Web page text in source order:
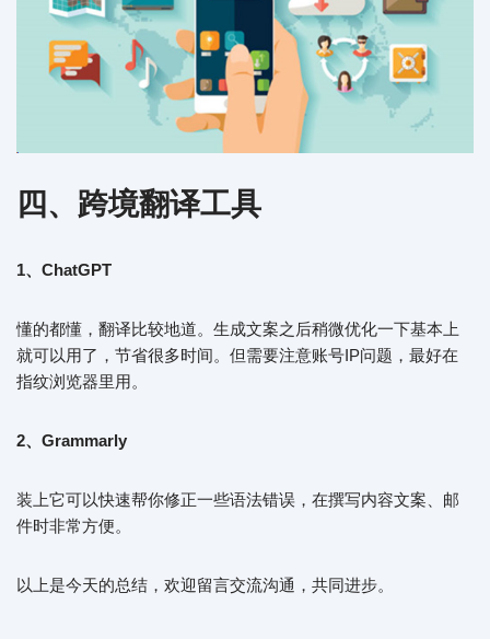
四、跨境翻译工具
1、ChatGPT
懂的都懂，翻译比较地道。生成文案之后稍微优化一下基本上
就可以用了，节省很多时间。但需要注意账号IP问题，最好在
指纹浏览器里用。
2、Grammarly
装上它可以快速帮你修正一些语法错误，在撰写内容文案、邮
件时非常方便。
以上是今天的总结，欢迎留言交流沟通，共同进步。